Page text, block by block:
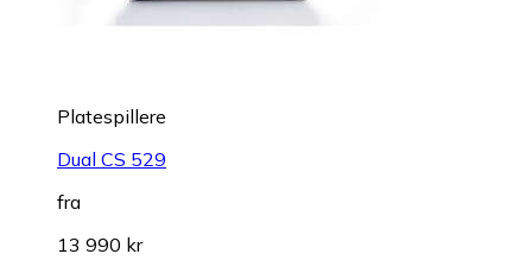
Platespillere
Dual CS 529
fra
13 990 kr